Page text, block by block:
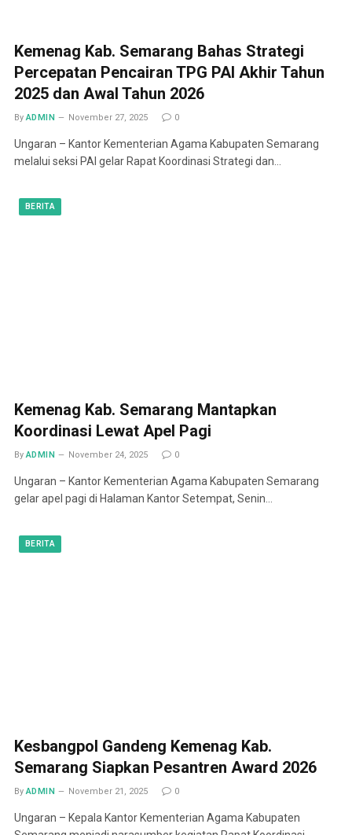
Kemenag Kab. Semarang Bahas Strategi
Percepatan Pencairan TPG PAI Akhir Tahun
2025 dan Awal Tahun 2026
By ADMIN November 27, 2025 0
Ungaran – Kantor Kementerian Agama Kabupaten Semarang
melalui seksi PAI gelar Rapat Koordinasi Strategi dan…
BERITA
Kemenag Kab. Semarang Mantapkan
Koordinasi Lewat Apel Pagi
By ADMIN November 24, 2025 0
Ungaran – Kantor Kementerian Agama Kabupaten Semarang
gelar apel pagi di Halaman Kantor Setempat, Senin…
BERITA
Kesbangpol Gandeng Kemenag Kab.
Semarang Siapkan Pesantren Award 2026
By ADMIN November 21, 2025 0
Ungaran – Kepala Kantor Kementerian Agama Kabupaten